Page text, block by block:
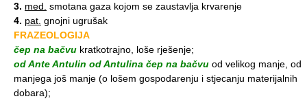
3. med. smotana gaza kojom se zaustavlja krvarenje
4. pat. gnojni ugrušak
FRAZEOLOGIJA
čep na bačvu kratkotrajno, loše rješenje;
od Ante Antulin od Antulina čep na bačvu od velikog manje, od
manjega još manje (o lošem gospodarenju i stjecanju materijalnih
dobara);